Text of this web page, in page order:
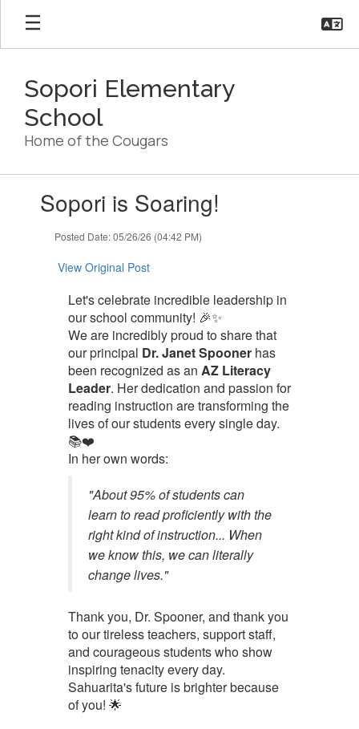
Skip
main
Sopori Elementary
School
Home of the Cougars
slides.Sopori is Soaring!
Posted Date: 05/26/26 (04:42 PM)
View Original Post
Let's celebrate incredible leadership in
our school community! 🎉✨
We are incredibly proud to share that
our principal Dr. Janet Spoonerhas
been recognized as an AZ Literacy
Leader. Her dedication and passion for
reading instruction are transforming the
lives of our students every single day.
📚❤️
In her own words:
"About 95% of students can
learn to read proficiently with the
right kind of instruction... When
we know this, we can literally
change lives."
Thank you, Dr. Spooner, and thank you
to our tireless teachers, support staff,
and courageous students who show
inspiring tenacity every day.
Sahuarita's future is brighter because
of you! 🌟